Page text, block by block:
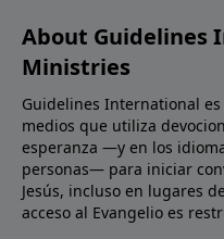
About Guidelines
Ministries
Guidelines International
medios que utiliza
esperanza —y en los
personas— para iniciar
Jesús, incluso en lugares
acceso al Evangelio es